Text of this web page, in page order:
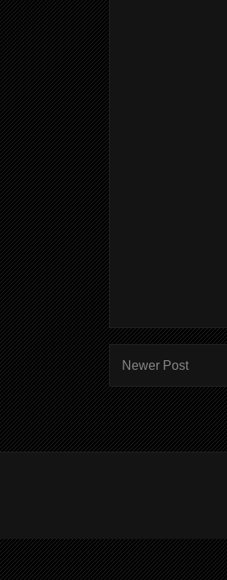
Newer Post